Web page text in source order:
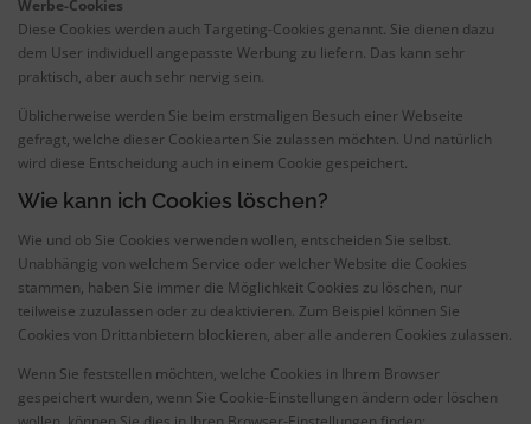
Werbe-Cookies
Diese Cookies werden auch Targeting-Cookies genannt. Sie dienen dazu
dem User individuell angepasste Werbung zu liefern. Das kann sehr
praktisch, aber auch sehr nervig sein.
Üblicherweise werden Sie beim erstmaligen Besuch einer Webseite
gefragt, welche dieser Cookiearten Sie zulassen möchten. Und natürlich
wird diese Entscheidung auch in einem Cookie gespeichert.
Wie kann ich Cookies löschen?
Wie und ob Sie Cookies verwenden wollen, entscheiden Sie selbst.
Unabhängig von welchem Service oder welcher Website die Cookies
stammen, haben Sie immer die Möglichkeit Cookies zu löschen, nur
teilweise zuzulassen oder zu deaktivieren. Zum Beispiel können Sie
Cookies von Drittanbietern blockieren, aber alle anderen Cookies zulassen.
Wenn Sie feststellen möchten, welche Cookies in Ihrem Browser
gespeichert wurden, wenn Sie Cookie-Einstellungen ändern oder löschen